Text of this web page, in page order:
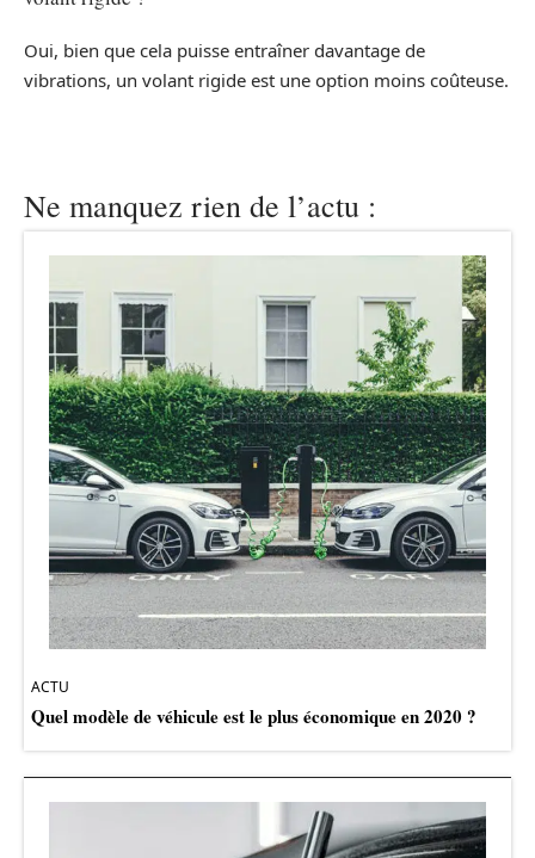
Oui, bien que cela puisse entraîner davantage de
vibrations, un volant rigide est une option moins coûteuse.
Ne manquez rien de l’actu :
ACTU
Quel modèle de véhicule est le plus économique en 2020 ?